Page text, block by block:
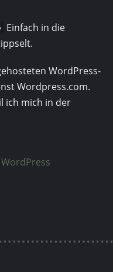
Einfach in die
WordPress-
Wordpress.com.
ich mich in der
WordPress